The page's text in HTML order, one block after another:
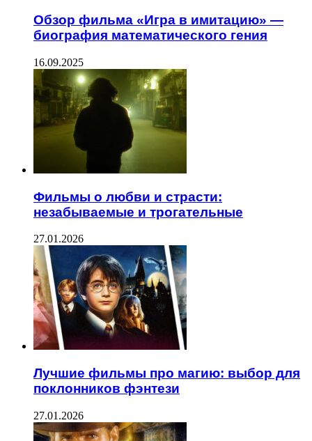
Обзор фильма «Игра в имитацию» —
биография математического гения
16.09.2025
Фильмы о любви и страсти:
незабываемые и трогательные
27.01.2026
Лучшие фильмы про магию: выбор для
поклонников фэнтези
27.01.2026